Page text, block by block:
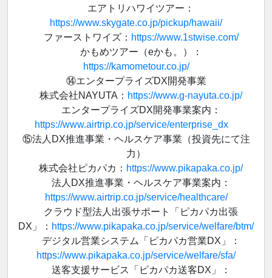
エアトリハワイツアー：
https://www.skygate.co.jp/pickup/hawaii/
ファーストワイズ： https://www.1stwise.com/
かもめツアー（eかも。）：
https://kamometour.co.jp/
⑭エンタープライズDX開発事業
株式会社NAYUTA： https://www.g-nayuta.co.jp/
エンタープライズDX開発事業案内：
https://www.airtrip.co.jp/service/enterprise_dx
⑮法人DX推進事業・ヘルスケア事業（投資先にて注
力）
株式会社ピカパカ： https://www.pikapaka.co.jp/
法人DX推進事業・ヘルスケア事業案内：
https://www.airtrip.co.jp/service/healthcare/
クラウド型法人出張サポート「ピカパカ出張
DX」： https://www.pikapaka.co.jp/service/welfare/btm/
デジタル営業システム「ピカパカ営業DX」：
https://www.pikapaka.co.jp/service/welfare/sfa/
送客支援サービス「ピカパカ送客DX」：